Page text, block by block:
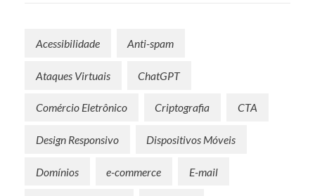
Acessibilidade Anti-spam
Ataques Virtuais ChatGPT
Comércio Eletrônico Criptografia CTA
Design Responsivo Dispositivos Móveis
Domínios e-commerce E-mail